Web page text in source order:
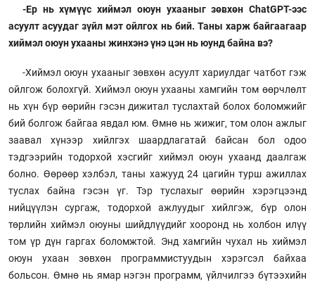
-Ер нь хүмүүс хиймэл оюун ухааныг зөвхөн ChatGPT-ээс
асуулт асуудаг зүйл мэт ойлгох нь бий. Таны харж байгаагаар
хиймэл оюун ухааны жинхэнэ үнэ цэн нь юунд байна вэ?
-Хиймэл оюун ухааныг зөвхөн асуулт хариулдаг чатбот гэж
ойлгож болохгүй. Хиймэл оюун ухааны хамгийн том өөрчлөлт
нь хүн бүр өөрийн гэсэн дижитал туслахтай болох боломжийг
бий болгож байгаа явдал юм. Өмнө нь жижиг, том олон ажлыг
заавал хүнээр хийлгэх шаардлагатай байсан бол одоо
тэдгээрийн тодорхой хэсгийг хиймэл оюун ухаанд даалгаж
болно. Өөрөөр хэлбэл, таны хажууд 24 цагийн турш ажиллах
туслах байна гэсэн үг. Тэр туслахыг өөрийн хэрэгцээнд
нийцүүлэн сургаж, тодорхой ажлуудыг хийлгэж, бүр олон
төрлийн хиймэл оюуны шийдлүүдийг хооронд нь холбон илүү
том үр дүн гаргах боломжтой. Энд хамгийн чухал нь хиймэл
оюун ухаан зөвхөн программистуудын хэрэгсэл байхаа
больсон. Өмнө нь ямар нэгэн программ, үйлчилгээ бүтээхийн